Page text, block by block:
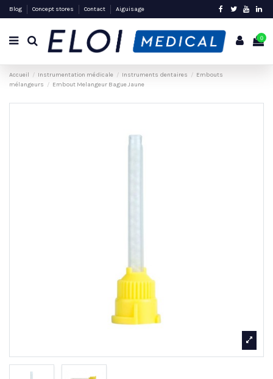
Blog Concept stores Contact Aiguisage
0
Accueil Instrumentation médicale Instruments dentaires
Embouts
mélangeurs
Embout Melangeur Bague Jaune